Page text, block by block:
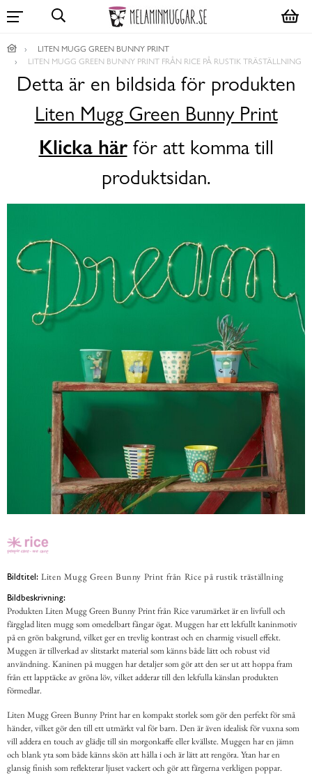
LITEN MUGG GREEN BUNNY PRINT
LITEN MUGG GREEN BUNNY PRINT FRÅN RICE PÅ RUSTIK TRÄSTÄLLNING
Detta är en bildsida för produkten
Liten Mugg Green Bunny Print
Klicka härför att komma till
produktsidan.
Bildtitel: Liten Mugg Green Bunny Print från Rice på rustik träställning
Bildbeskrivning:
Produkten Liten Mugg Green Bunny Print från Rice varumärket är en livfull och
färgglad liten mugg som omedelbart fångar ögat. Muggen har ett lekfullt kaninmotiv
på en grön bakgrund, vilket ger en trevlig kontrast och en charmig visuell effekt.
Muggen är tillverkad av slitstarkt material som känns både lätt och robust vid
användning. Kaninen på muggen har detaljer som gör att den ser ut att hoppa fram
från ett lapptäcke av gröna löv, vilket adderar till den lekfulla känslan produkten
förmedlar.
Liten Mugg Green Bunny Print har en kompakt storlek som gör den perfekt för små
händer, vilket gör den till ett utmärkt val för barn. Den är även idealisk för vuxna som
vill addera en touch av glädje till sin morgonkaffe eller kvällste. Muggen har en jämn
och blank yta som både känns skön att hålla i och är lätt att rengöra. Ytan har en
glansig finish som reflekterar ljuset vackert och gör att färgerna verkligen poppar.